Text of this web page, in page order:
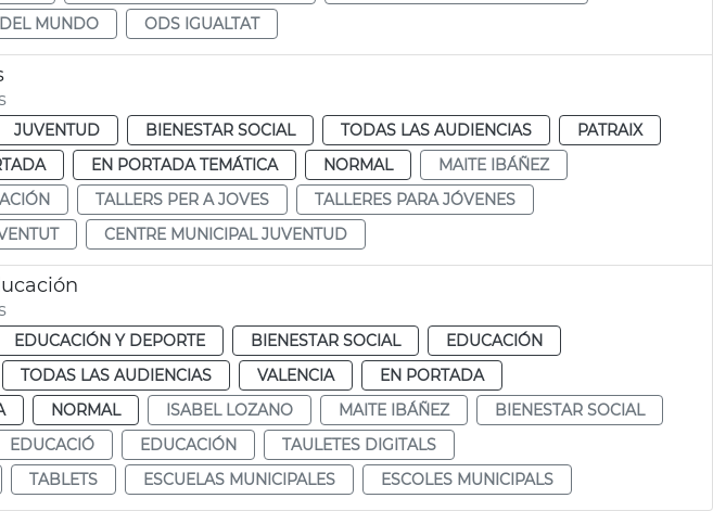
MUNDO
ODS IGUALTAT
JUVENTUD BIENESTAR SOCIAL TODAS LAS AUDIENCIAS
PATRAIX
EN PORTADA TEMÁTICA NORMAL
MAITE IBÁÑEZ
TALLERS PER A JOVES
TALLERES PARA JÓVENES
CENTRE MUNICIPAL JUVENTUD
EDUCACIÓN Y DEPORTE BIENESTAR SOCIAL
EDUCACIÓN
TODAS LAS AUDIENCIAS VALENCIA
EN PORTADA
NORMAL ISABEL LOZANO MAITE IBÁÑEZ
BIENESTAR SOCIAL
EDUCACIÓ EDUCACIÓN
TAULETES DIGITALS
TABLETS ESCUELAS MUNICIPALES ESCOLES MUNICIPALS